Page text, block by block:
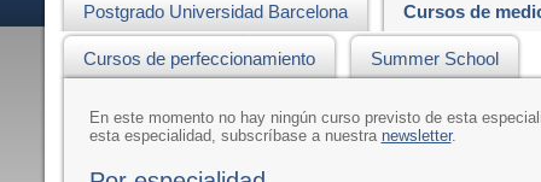
Postgrado Universidad Barcelona Cursos de
Cursos de perfeccionamiento Summer School
En este momento no hay ningún curso previsto de esta
esta especialidad, subscríbase a nuestra newsletter.